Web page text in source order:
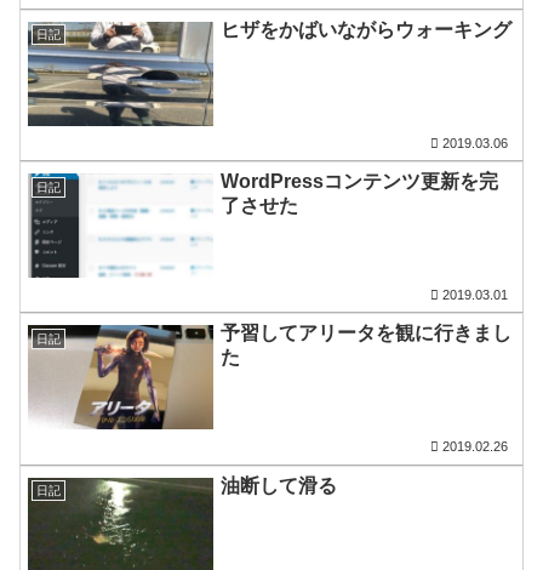
日記 ヒザをかばいながらウォーキング
2019.03.06
日記
WordPressコンテンツ更新を完
了させた
2019.03.01
日記
予習してアリータを観に行きまし
た
2019.02.26
日記 油断して滑る